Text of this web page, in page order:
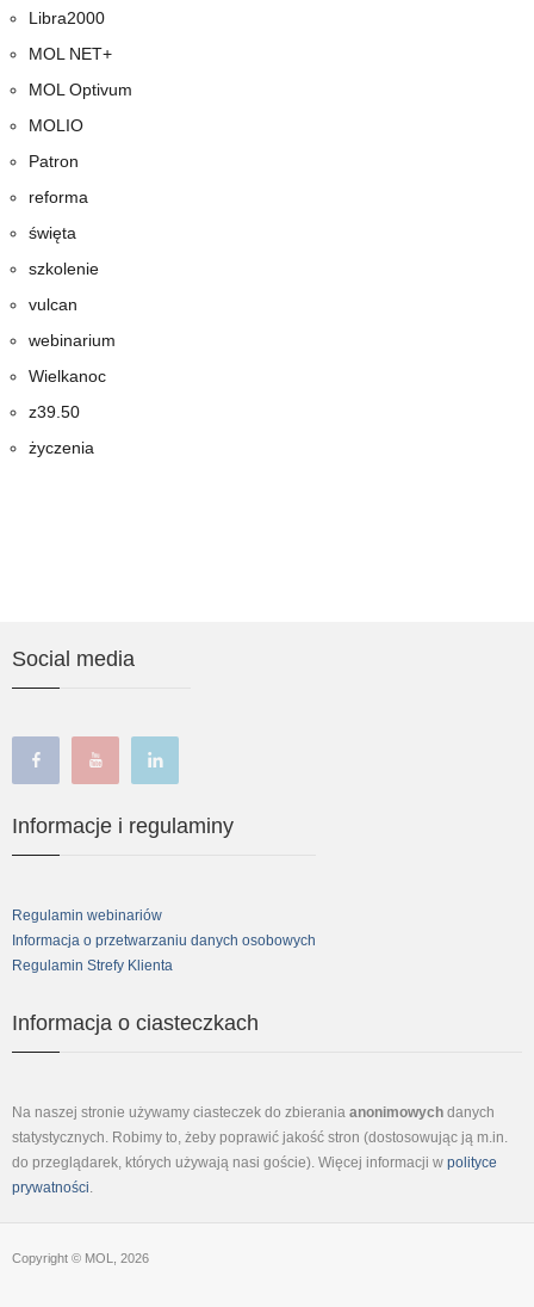
Libra2000
MOL NET+
MOL Optivum
MOLIO
Patron
reforma
święta
szkolenie
vulcan
webinarium
Wielkanoc
z39.50
życzenia
Social media
Informacje i regulaminy
Regulamin webinariów
Informacja o przetwarzaniu danych osobowych
Regulamin Strefy Klienta
Informacja o ciasteczkach
Na naszej stronie używamy ciasteczek do zbierania anonimowych danych
statystycznych. Robimy to, żeby poprawić jakość stron (dostosowując ją m.in.
do przeglądarek, których używają nasi goście). Więcej informacji w polityce
prywatności.
Copyright © MOL, 2026